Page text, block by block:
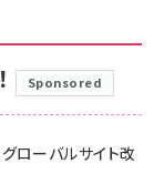
Sponsored
ローバルサイト改